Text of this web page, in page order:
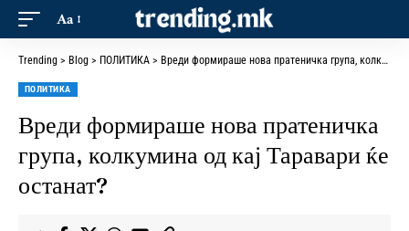
Aa
Trending > Blog > ПОЛИТИКА > Вреди формираше нова пратеничка група, колкумина од кај Таравари ќе останат?
ПОЛИТИКА
Вреди формираше нова пратеничка
група, колкумина од кај Таравари ќе
останат?